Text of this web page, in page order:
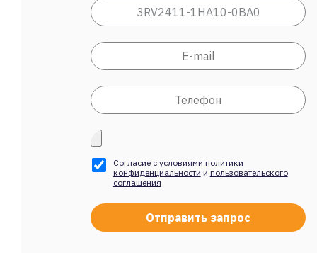
Согласие с условиями политики
конфиденциальности и пользовательского
соглашения